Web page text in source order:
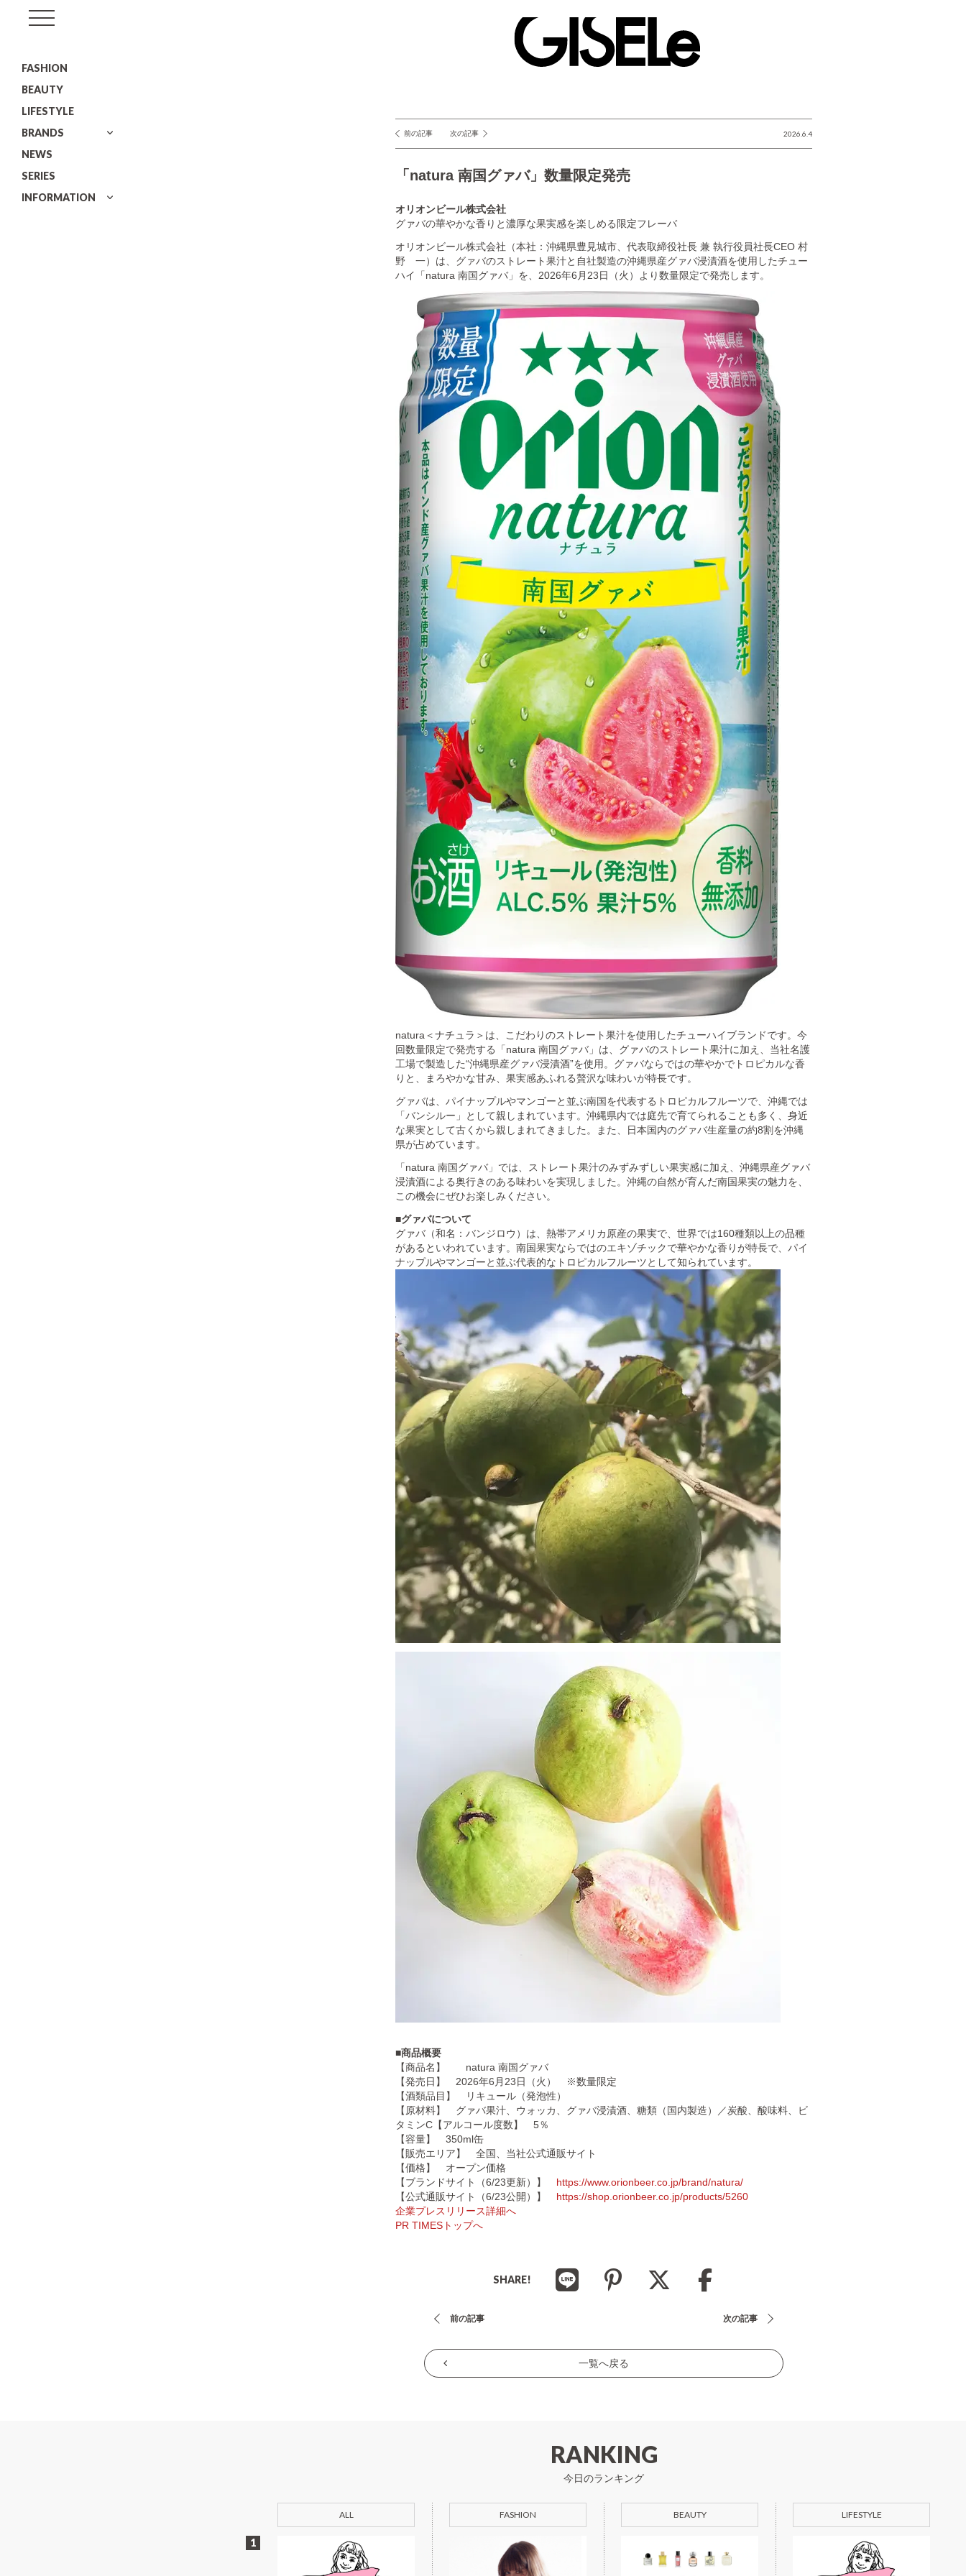
ル)
FASHION
BEAUTY
LIFESTYLE
BRANDS
NEWS
SERIES
INFORMATION
投
ナ
ビ
ゲ
ー
シ
前の記事 次の記事 2026.6.4
「natura 南国グァバ」数量限定発売
オリオンビール株式会社
グァバの華やかな香りと濃厚な果実感を楽しめる限定フレーバ
オリオンビール株式会社（本社：沖縄県豊見城市、代表取締役社長 兼 執行役員社長CEO 村
野 一）は、グァバのストレート果汁と自社製造の沖縄県産グァバ浸漬酒を使用したチュー
ハイ「natura 南国グァバ」を、2026年6月23日（火）より数量限定で発売します。
natura＜ナチュラ＞は、こだわりのストレート果汁を使用したチューハイブランドです。今
回数量限定で発売する「natura 南国グァバ」は、グァバのストレート果汁に加え、当社名護
工場で製造した“沖縄県産グァバ浸漬酒”を使用。グァバならではの華やかでトロピカルな香
りと、まろやかな甘み、果実感あふれる贅沢な味わいが特長です。
グァバは、パイナップルやマンゴーと並ぶ南国を代表するトロピカルフルーツで、沖縄では
「バンシルー」として親しまれています。沖縄県内では庭先で育てられることも多く、身近
な果実として古くから親しまれてきました。また、日本国内のグァバ生産量の約8割を沖縄
県が占めています。
「natura 南国グァバ」では、ストレート果汁のみずみずしい果実感に加え、沖縄県産グァバ
浸漬酒による奥行きのある味わいを実現しました。沖縄の自然が育んだ南国果実の魅力を、
この機会にぜひお楽しみください。
■グァバについて
グァバ（和名：バンジロウ）は、熱帯アメリカ原産の果実で、世界では160種類以上の品種
があるといわれています。南国果実ならではのエキゾチックで華やかな香りが特長で、パイ
ナップルやマンゴーと並ぶ代表的なトロピカルフルーツとして知られています。
■商品概要
【商品名】 natura 南国グァバ
【発売日】 2026年6月23日（火） ※数量限定
【酒類品目】 リキュール（発泡性）
【原材料】 グァバ果汁、ウォッカ、グァバ浸漬酒、糖類（国内製造）／炭酸、酸味料、ビ
タミンC【アルコール度数】 5％
【容量】 350ml缶
【販売エリア】 全国、当社公式通販サイト
【価格】 オープン価格
【ブランドサイト（6/23更新）】 https://www.orionbeer.co.jp/brand/natura/
【公式通販サイト（6/23公開）】 https://shop.orionbeer.co.jp/products/5260
企業プレスリリース詳細へ
PR TIMESトップへ
SHARE!
投
ナ
ビ
前の記事 次の記事
一覧へ戻る
RANKING
今日のランキング
ALL FASHION BEAUTY LIFESTYLE